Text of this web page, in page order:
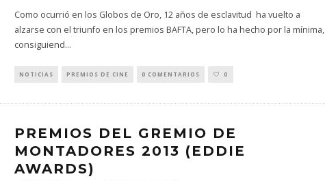
Como ocurrió en los Globos de Oro, 12 años de esclavitud ha vuelto a
alzarse con el triunfo en los premios BAFTA, pero lo ha hecho por la mínima,
consiguiend...
NOTICIAS PREMIOS DE CINE 0 COMENTARIOS 0
PREMIOS DEL GREMIO DE
MONTADORES 2013 (EDDIE
AWARDS)